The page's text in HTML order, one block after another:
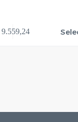
9.559,24